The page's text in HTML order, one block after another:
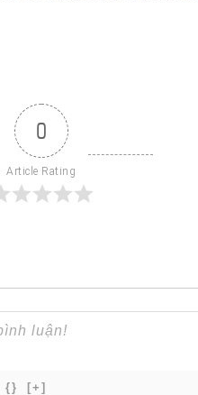
0
Article Rating
{} [+]